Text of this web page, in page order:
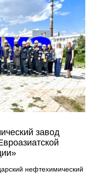
завод
нефтехимический